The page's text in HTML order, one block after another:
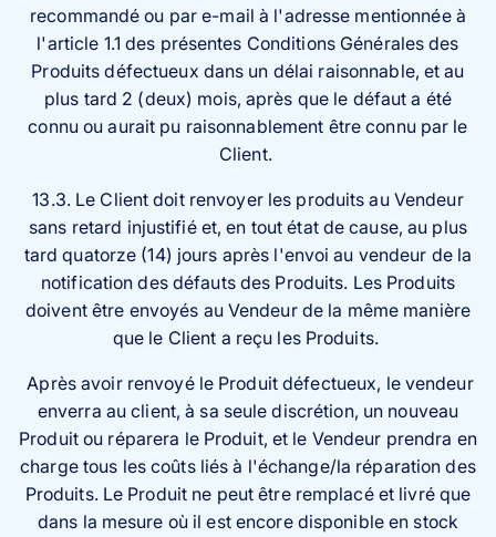
recommandé ou par e-mail à l'adresse mentionnée à
l'article 1.1 des présentes Conditions Générales des
Produits défectueux dans un délai raisonnable, et au
plus tard 2 (deux) mois, après que le défaut a été
connu ou aurait pu raisonnablement être connu par le
Client.
13.3. Le Client doit renvoyer les produits au Vendeur
sans retard injustifié et, en tout état de cause, au plus
tard quatorze (14) jours après l'envoi au vendeur de la
notification des défauts des Produits. Les Produits
doivent être envoyés au Vendeur de la même manière
que le Client a reçu les Produits.
Après avoir renvoyé le Produit défectueux, le vendeur
enverra au client, à sa seule discrétion, un nouveau
Produit ou réparera le Produit, et le Vendeur prendra en
charge tous les coûts liés à l'échange/la réparation des
Produits. Le Produit ne peut être remplacé et livré que
dans la mesure où il est encore disponible en stock